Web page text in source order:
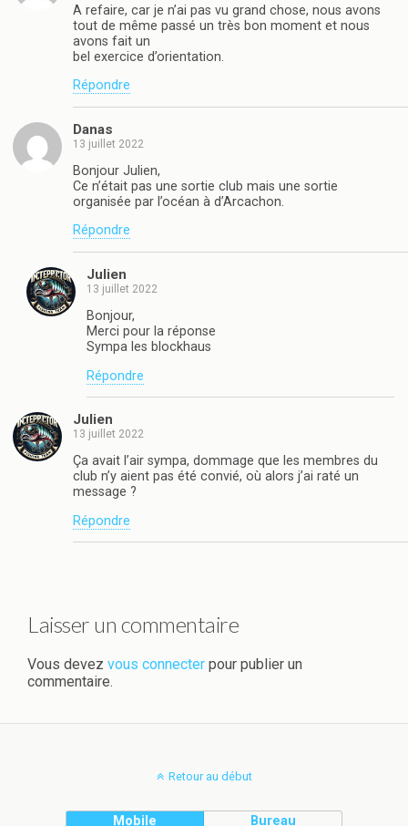
A refaire, car je n’ai pas vu grand chose, nous avons
tout de même passé un très bon moment et nous
avons fait un
bel exercice d’orientation.
Répondre
Danas
13 juillet 2022
Bonjour Julien,
Ce n’était pas une sortie club mais une sortie
organisée par l’océan à d’Arcachon.
Répondre
Julien
13 juillet 2022
Bonjour,
Merci pour la réponse
Sympa les blockhaus
Répondre
Julien
13 juillet 2022
Ça avait l’air sympa, dommage que les membres du
club n’y aient pas été convié, où alors j’ai raté un
message ?
Répondre
Laisser un commentaire
Vous devez vous connecter pour publier un
commentaire.
Retour au début
Mobile Bureau